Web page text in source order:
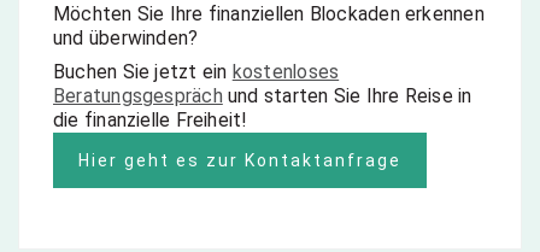
Möchten Sie Ihre finanziellen Blockaden erkennen
und überwinden?
Buchen Sie jetzt ein kostenloses
Beratungsgespräch und starten Sie Ihre Reise in
die finanzielle Freiheit!
Hier geht es zur Kontaktanfrage